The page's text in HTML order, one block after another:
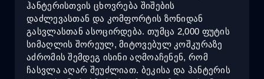
ჰანტერისთვის ცხოვრება შიშების
დაძლევასთან და კომფორტის ზონიდან
გასვლასთან ასოცირდება. თუმცა 2,000 ფუტის
სიმაღლის შორეულ, მიტოვებულ კოშკურაზე
აძრომის შემდეგ ისინი აღმოაჩენენ, რომ
ჩასვლა აღარ შეუძლიათ. ბეკისა და ჰანტერის